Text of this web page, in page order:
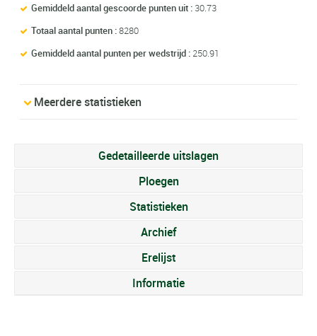
Gemiddeld aantal gescoorde punten uit : 30.73
Totaal aantal punten :8280
Gemiddeld aantal punten per wedstrijd : 250.91
Meerdere statistieken
Gedetailleerde uitslagen
Ploegen
Statistieken
Archief
Erelijst
Informatie